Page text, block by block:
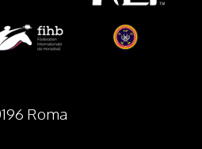
Roma